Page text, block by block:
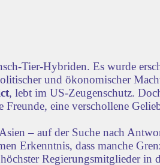
Tier-Hybriden. Es wurde
und ökonomischer
, lebt im US-Zeugenschutz.
eine verschollene
– auf der Suche nach
Erkenntnis, dass manche
Regierungsmitglieder in